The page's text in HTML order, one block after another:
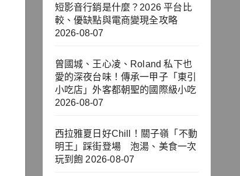
短影音行銷是什麼？2026 平台比
較、優缺點與電商變現全攻略
2026-08-07
曾國城、王心凌、Roland 私下也
愛的深夜台味！傳承一甲子「東引
小吃店」外客都朝聖的國際級小吃
2026-08-07
西拉雅夏日好Chill！關子嶺「不動
明王」踩街登場 泡湯、美食一次
玩到飽 2026-08-07